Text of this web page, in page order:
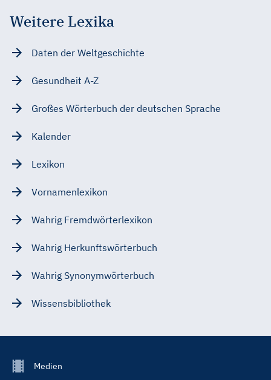
Weitere Lexika
Daten der Weltgeschichte
Gesundheit A-Z
Großes Wörterbuch der deutschen Sprache
Kalender
Lexikon
Vornamenlexikon
Wahrig Fremdwörterlexikon
Wahrig Herkunftswörterbuch
Wahrig Synonymwörterbuch
Wissensbibliothek
FooterMedien